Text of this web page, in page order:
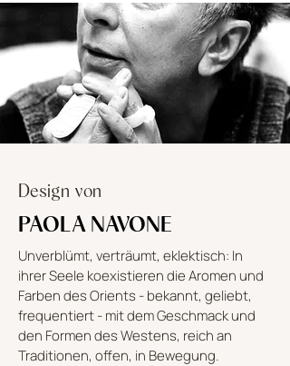
Design von
PAOLA NAVONE
Unverblümt, verträumt, eklektisch: In
ihrer Seele koexistieren die Aromen und
Farben des Orients - bekannt, geliebt,
frequentiert - mit dem Geschmack und
den Formen des Westens, reich an
Traditionen, offen, in Bewegung.